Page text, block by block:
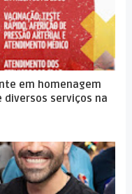
em homenagem
diversos serviços na